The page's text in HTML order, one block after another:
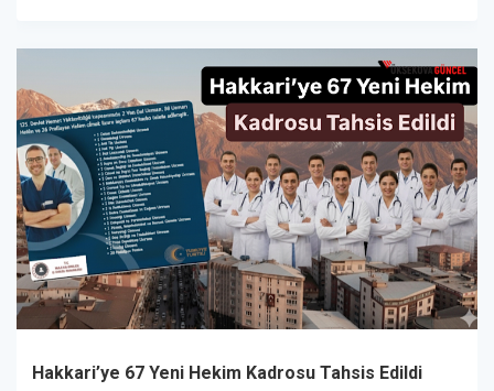
Hakkari’ye 67 Yeni Hekim Kadrosu Tahsis Edildi